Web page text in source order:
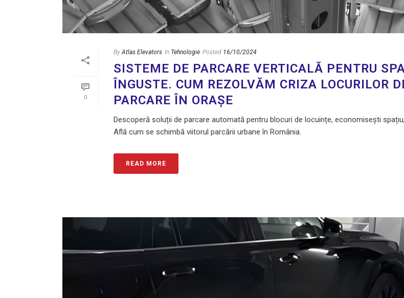
0
By Atlas Elevators In Tehnologie Posted 16/10/2024
SISTEME DE PARCARE VERTICALĂ PENTRU
ÎNGUSTE. CUM REZOLVĂM CRIZA LOCURILOR
PARCARE ÎN ORAȘE
Descoperă soluții de parcare automată pentru blocuri de locuințe, economisești
Află cum se schimbă viitorul parcării urbane în România.
READ MORE